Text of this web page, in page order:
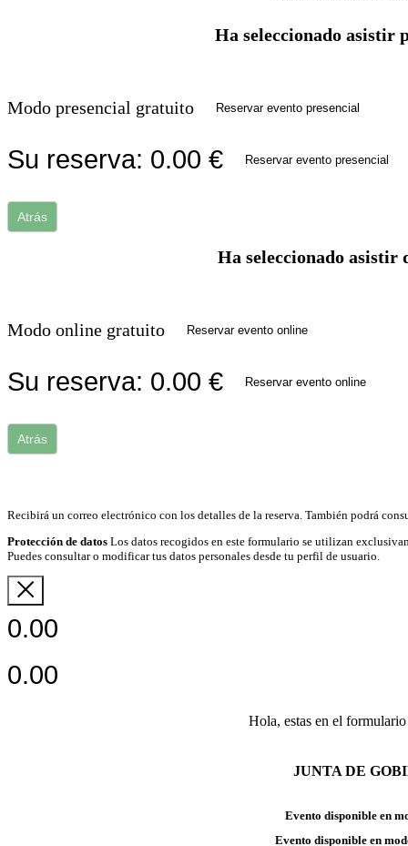
Ha seleccionado asistir
Modo presencial gratuito Reservar evento presencial
Su reserva: 0.00 € Reservar evento presencial
Atrás
Ha seleccionado asistir
Modo online gratuito Reservar evento online
Su reserva: 0.00 € Reservar evento online
Atrás
Recibirá un correo electrónico con los detalles de la reserva. También podrá
Protección de datos Los datos recogidos en este formulario se utilizan
Puedes consultar o modificar tus datos personales desde tu perfil de usuario.
0.00
0.00
Hola, estas en el formulario
JUNTA DE
Evento disponible en
Evento disponible en